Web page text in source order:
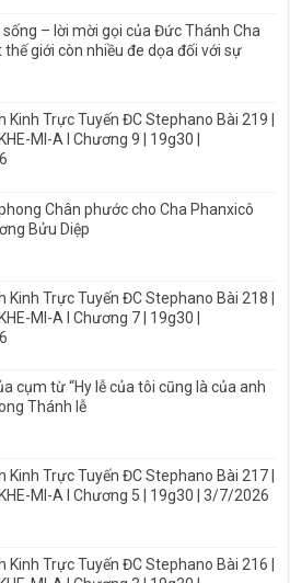
sống – lời mời gọi của Đức Thánh Cha
giới còn nhiều đe dọa đối với sự
Kinh Trực Tuyến ĐC Stephano Bài 219 |
MI-A I Chương 9 | 19g30 |
Chân phước cho Cha Phanxicô
Bửu Diệp
Kinh Trực Tuyến ĐC Stephano Bài 218 |
MI-A I Chương 7 | 19g30 |
cụm từ “Hy lễ của tôi cũng là của anh
Thánh lễ
Kinh Trực Tuyến ĐC Stephano Bài 217 |
MI-A I Chương 5 | 19g30 | 3/7/2026
Kinh Trực Tuyến ĐC Stephano Bài 216 |